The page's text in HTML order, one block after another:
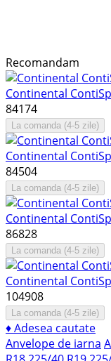
Recomandam
Continental
84174
La comanda (4-5 zile)
Continental
84504
La comanda (4-5 zile)
Continental
86828
La comanda (4-5 zile)
Continental
104908
La comanda (4-5 zile)
♦Adesea cautate
Anvelope de iarna